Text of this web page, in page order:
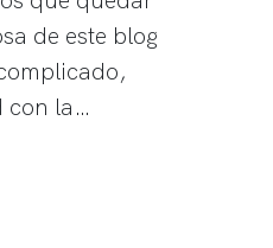
de este blog
con la…